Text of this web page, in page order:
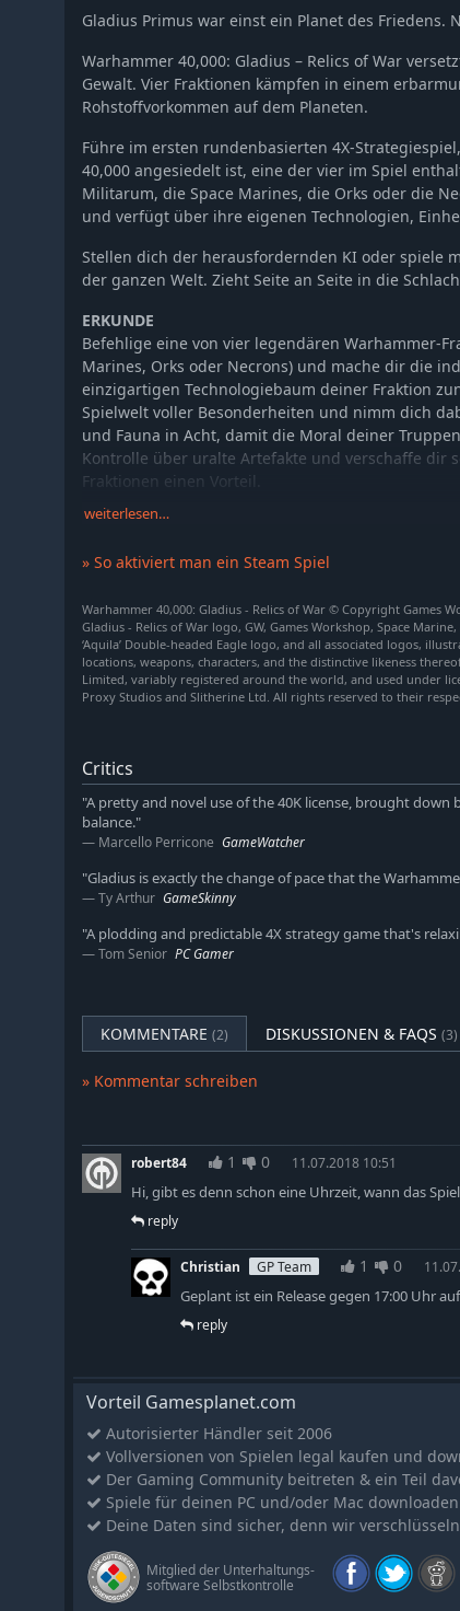
Gladius Primus war einst ein Planet des
Warhammer 40,000: Gladius – Relics of War
Gewalt. Vier Fraktionen kämpfen in einem
Rohstoffvorkommen auf dem Planeten.
Führe im ersten rundenbasierten 4X-
40,000 angesiedelt ist, eine der vier im Spiel
Militarum, die Space Marines, die Orks oder die
und verfügt über ihre eigenen Technologien,
Stellen dich der herausfordernden KI oder spiele
der ganzen Welt. Zieht Seite an Seite in die
ERKUNDE
Befehlige eine von vier legendären Warhammer-
Marines, Orks oder Necrons) und mache dir die
einzigartigen Technologiebaum deiner Fraktion
Spielwelt voller Besonderheiten und nimm dich
und Fauna in Acht, damit die Moral deiner
Kontrolle über uralte Artefakte und verschaffe dir
Fraktionen einen Vorteil.
EXPANDIERE
auszuheben, die dazu imstande ist, deine Feinde
verbessern.
PLÜNDERE
Schreite in der Spielgeschichte voran und erfahre,
gebeutelten Planeten Gladius Primus für deine
VERNICHTE
Nutze ein breites Spektrum an zerstörerischen
taktische Doktrinen vor. Rekrutiere
Spezialfähigkeiten verfügen und mit
Stufe werden deine Helden stärker und
Sache.
weiterlesen…
» So aktiviert man ein Steam Spiel
Warhammer 40,000: Gladius - Relics of War © Copyright Games
Gladius - Relics of War logo, GW, Games Workshop, Space
‘Aquila’ Double-headed Eagle logo, and all associated logos,
locations, weapons, characters, and the distinctive likeness
Limited, variably registered around the world, and used under
Proxy Studios and Slitherine Ltd. All rights reserved to their
Critics
"A pretty and novel use of the 40K license, brought
balance."
Marcello Perricone GameWatcher
"Gladius is exactly the change of pace that the
Ty Arthur GameSkinny
"A plodding and predictable 4X strategy game that's
Tom Senior PC Gamer
KOMMENTARE (2) DISKUSSIONEN & FAQS (3)
» Kommentar schreiben
robert84 1 0 11.07.2018 10:51
Hi, gibt es denn schon eine Uhrzeit, wann das
reply
Christian GP Team 1 0
Geplant ist ein Release gegen 17:00 Uhr
reply
Vorteil Gamesplanet.com
Autorisierter Händler seit 2006
Vollversionen von Spielen legal kaufen und
Der Gaming Community beitreten & ein Teil
Spiele für deinen PC und/oder Mac downloaden
Deine Daten sind sicher, denn wir
Mitglied der Unterhaltungs-
software Selbstkontrolle